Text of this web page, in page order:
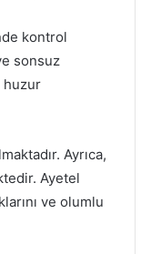
kontrol
sonsuz
huzur
Ayrıca,
Ayetel
ve olumlu